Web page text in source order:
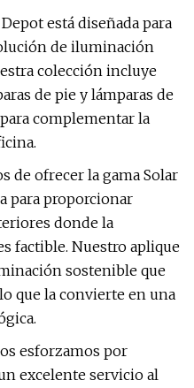
está diseñada para
de iluminación
colección incluye
de pie y lámparas de
complementar la
de ofrecer la gama Solar
para proporcionar
donde la
factible. Nuestro aplique
sostenible que
que la convierte en una
esforzamos por
excelente servicio al